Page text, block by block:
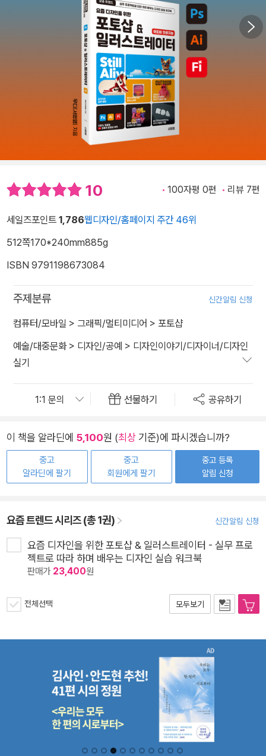
10 100자평 0편 리뷰 7편
세일즈포인트 1,786웹디자인/홈페이지 주간 46위
512쪽170*240mm885g
ISBN 9791198673084
주제분류 신간알림 신청
컴퓨터/모바일 > 그래픽/멀티미디어 > 포토샵
예술/대중문화> 디자인/공예 > 디자인이야기/디자이너/디자인
실기
선물하기 공유하기
이 책을 알라딘에 5,100원 (최상 기준)에 파시겠습니까?
중고
알라딘에 팔기
중고
회원에게 팔기
중고 등록
알림 신청
요즘 트렌드 시리즈 (총 1권) 신간알림 신청
요즘 디자인을 위한 포토샵 & 일러스트레이터 - 실무 프로
젝트로 따라 하며 배우는 디자인 실습 워크북
판매가 23,400원
전체선택 모두보기